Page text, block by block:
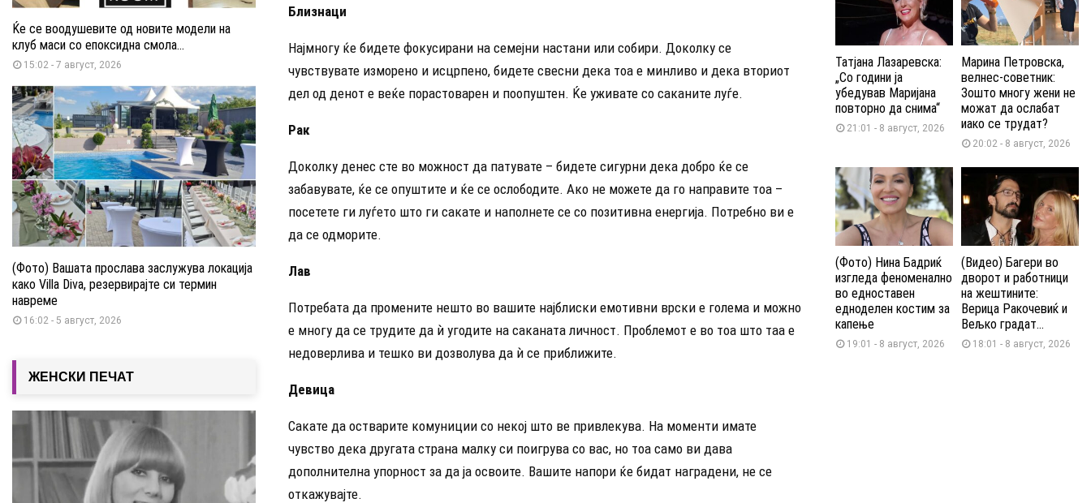
Близнаци
Најмногу ќе бидете фокусирани на семејни настани или собири. Доколку се
чувствувате изморено и исцрпено, бидете свесни дека тоа е минливо и дека вториот
дел од денот е веќе порастоварен и поопуштен. Ќе уживате со саканите луѓе.
Рак
Доколку денес сте во можност да патувате – бидете сигурни дека добро ќе се
забавувате, ќе се опуштите и ќе се ослободите. Ако не можете да го направите тоа –
посетете ги луѓето што ги сакате и наполнете се со позитивна енергија. Потребно ви е
да се одморите.
Лав
Потребата да промените нешто во вашите најблиски емотивни врски е голема и можно
е многу да се трудите да ѝ угодите на саканата личност. Проблемот е во тоа што таа е
недоверлива и тешко ви дозволува да ѝ се приближите.
Девица
Сакате да остварите комуниции со некој што ве привлекува. На моменти имате
чувство дека другата страна малку си поигрува со вас, но тоа само ви дава
дополнителна упорност за да ја освоите. Вашите напори ќе бидат наградени, не се
откажувајте.
Ќе се воодушевите од новите модели на
клуб маси со епоксидна смола...
15:02 - 7 август, 2026
(Фото) Вашата прослава заслужува локација
како Villa Diva, резервирајте си термин
навреме
16:02 - 5 август, 2026
ЖЕНСКИ ПЕЧАТ
Татјана Лазаревска:
„Со години ја
убедував Маријана
повторно да снима“
21:01 - 8 август, 2026
Марина Петровска,
велнес-советник:
Зошто многу жени не
можат да ослабат
иако се трудат?
20:02 - 8 август, 2026
(Фото) Нина Бадриќ
изгледа феноменално
во едноставен
едноделен костим за
капење
19:01 - 8 август, 2026
(Видео) Багери во
дворот и работници
на жештините:
Верица Ракочевиќ и
Вељко градат...
18:01 - 8 август, 2026